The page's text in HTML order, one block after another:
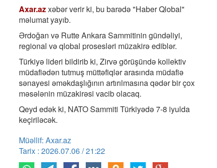
Axar.azxəbər verir ki, bu barədə "Haber Qlobal"
məlumat yayıb.
Ərdoğan və Rutte Ankara Sammitinin gündəliyi,
regional və qlobal prosesləri müzakirə ediblər.
Türkiyə lideri bildirib ki, Zirvə görüşündə kollektiv
müdafiədən tutmuş müttəfiqlər arasında müdafiə
sənayesi əməkdaşlığının artırılmasına qədər bir çox
məsələnin müzakirəsi vacib olacaq.
Qeyd edək ki, NATO Sammiti Türkiyədə 7-8 iyulda
keçiriləcək.
Müəllif: Axar.az
Tarix : 2026.07.06 / 21:22